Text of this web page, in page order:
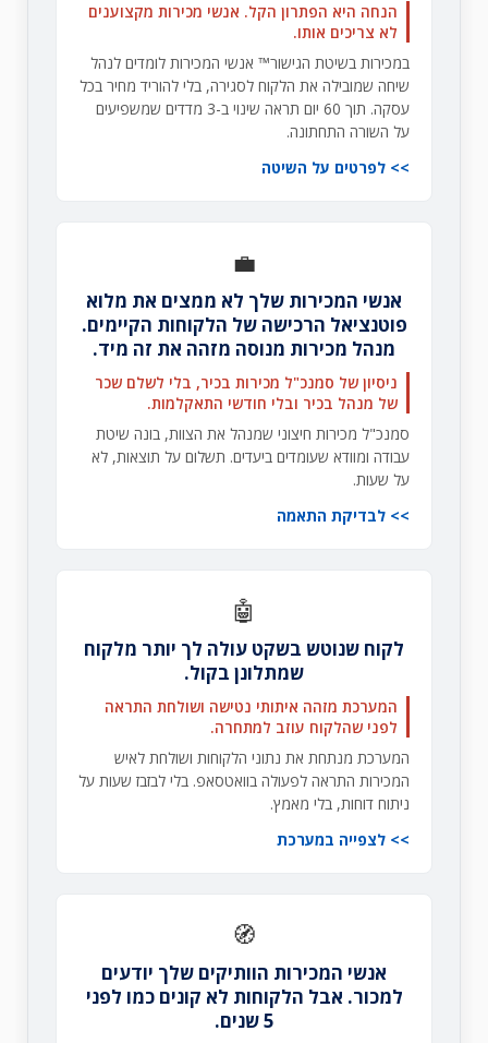
הנחה היא הפתרון הקל. אנשי מכירות מקצוענים
לא צריכים אותו.
במכירות בשיטת הגישור™ אנשי המכירות לומדים לנהל
שיחה שמובילה את הלקוח לסגירה, בלי להוריד מחיר בכל
עסקה. תוך 60 יום תראה שינוי ב-3 מדדים שמשפיעים
על השורה התחתונה.
לפרטים על השיטה
💼
אנשי המכירות שלך לא ממצים את מלוא
פוטנציאל הרכישה של הלקוחות הקיימים.
מנהל מכירות מנוסה מזהה את זה מיד.
ניסיון של סמנכ"ל מכירות בכיר, בלי לשלם שכר
של מנהל בכיר ובלי חודשי התאקלמות.
סמנכ"ל מכירות חיצוני שמנהל את הצוות, בונה שיטת
עבודה ומוודא שעומדים ביעדים. תשלום על תוצאות, לא
על שעות.
לבדיקת התאמה
🤖
לקוח שנוטש בשקט עולה לך יותר מלקוח
שמתלונן בקול.
המערכת מזהה איתותי נטישה ושולחת התראה
לפני שהלקוח עוזב למתחרה.
המערכת מנתחת את נתוני הלקוחות ושולחת לאיש
המכירות התראה לפעולה בוואטסאפ. בלי לבזבז שעות על
ניתוח דוחות, בלי מאמץ.
לצפייה במערכת
🧭
אנשי המכירות הוותיקים שלך יודעים
למכור. אבל הלקוחות לא קונים כמו לפני
5 שנים.